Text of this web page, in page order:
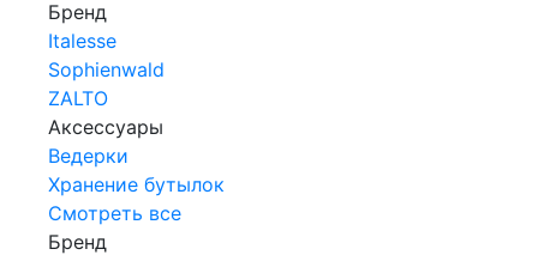
Бренд
Italesse
Sophienwald
ZALTO
Аксессуары
Ведерки
Хранение бутылок
Смотреть все
Бренд